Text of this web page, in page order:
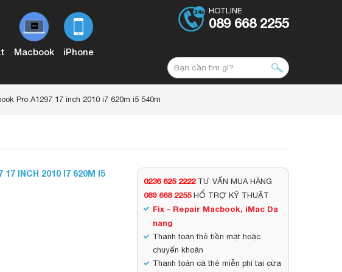
Macbook iPhone
HOTLINE
089 668 2255
Pro A1297 17 inch 2010 i7 620m i5 540m
17 INCH 2010 I7 620M I5
0236 625 2222 TƯ VẤN MUA HÀNG
089 668 2255HỔ TRỢ KỸ THUẬT
Fix - Repair Macbook, iMac Da
nang
Thanh toán thẻ tiền mặt hoặc
chuyển khoản
Thanh toán cà thẻ miễn phí tại cửa